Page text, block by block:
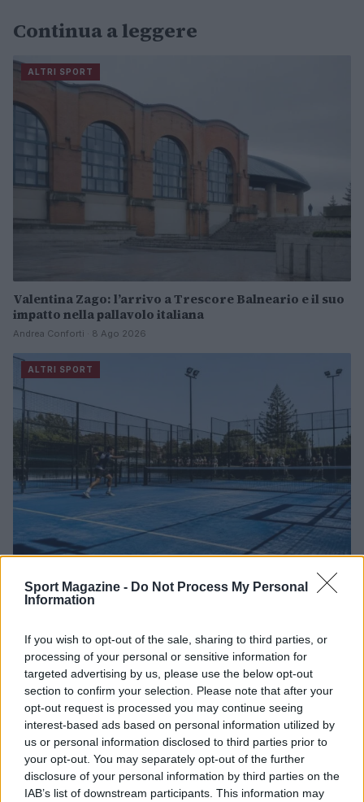
Sport Magazine - Do Not Process My Personal
Information
If you wish to opt-out of the sale, sharing to third parties, or
processing of your personal or sensitive information for
targeted advertising by us, please use the below opt-out
section to confirm your selection. Please note that after your
opt-out request is processed you may continue seeing
interest-based ads based on personal information utilized by
us or personal information disclosed to third parties prior to
your opt-out. You may separately opt-out of the further
disclosure of your personal information by third parties on the
IAB’s list of downstream participants. This information may
Continua a leggere
ALTRI SPORT
Valentina Zago: l’arrivo a Trescore Balneario e il suo
impatto nella pallavolo italiana
Andrea Conforti · 8 Ago 2026
ALTRI SPORT
Come migliorare il rovescio nel padel e trasformare
ALTRI SPORT